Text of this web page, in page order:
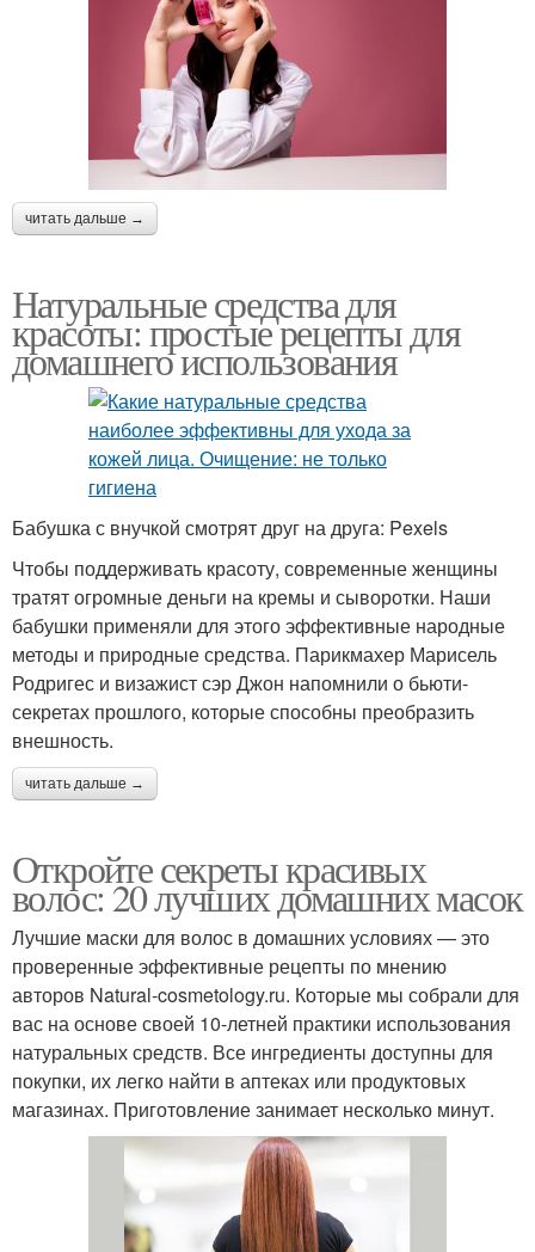
читать дальше →
Натуральные средства для
красоты: простые рецепты для
домашнего использования
Бабушка с внучкой смотрят друг на друга: Pexels
Чтобы поддерживать красоту, современные женщины
тратят огромные деньги на кремы и сыворотки. Наши
бабушки применяли для этого эффективные народные
методы и природные средства. Парикмахер Марисель
Родригес и визажист сэр Джон напомнили о бьюти-
секретах прошлого, которые способны преобразить
внешность.
читать дальше →
Откройте секреты красивых
волос: 20 лучших домашних масок
Лучшие маски для волос в домашних условиях — это
проверенные эффективные рецепты по мнению
авторов Natural-cosmetology.ru. Которые мы собрали для
вас на основе своей 10-летней практики использования
натуральных средств. Все ингредиенты доступны для
покупки, их легко найти в аптеках или продуктовых
магазинах. Приготовление занимает несколько минут.